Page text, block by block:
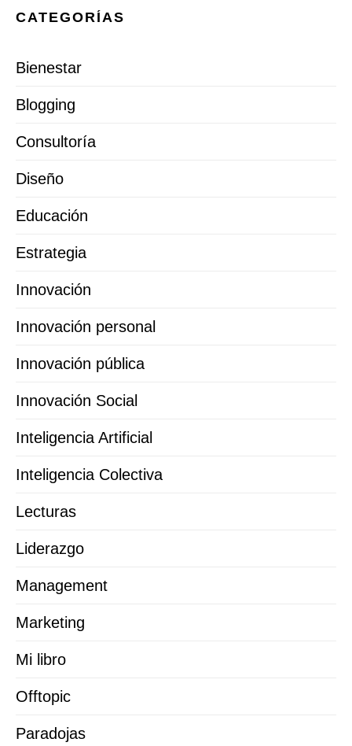
CATEGORÍAS
Bienestar
Blogging
Consultoría
Diseño
Educación
Estrategia
Innovación
Innovación personal
Innovación pública
Innovación Social
Inteligencia Artificial
Inteligencia Colectiva
Lecturas
Liderazgo
Management
Marketing
Mi libro
Offtopic
Paradojas